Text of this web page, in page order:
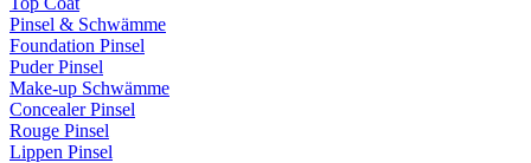
Pinsel & Schwämme
Foundation Pinsel
Puder Pinsel
Make-up Schwämme
Concealer Pinsel
Rouge Pinsel
Lippen Pinsel